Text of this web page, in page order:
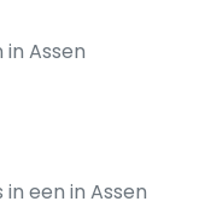
Assen
een in Assen